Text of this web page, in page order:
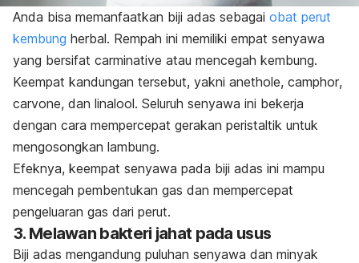
Anda bisa memanfaatkan biji adas sebagai obat perut
kembung herbal. Rempah ini memiliki empat senyawa
yang bersifat carminative atau mencegah kembung.
Keempat kandungan tersebut, yakni anethole, camphor,
carvone, dan linalool. Seluruh senyawa ini bekerja
dengan cara mempercepat gerakan peristaltik untuk
mengosongkan lambung.
Efeknya, keempat senyawa pada biji adas ini mampu
mencegah pembentukan gas dan mempercepat
pengeluaran gas dari perut.
3. Melawan bakteri jahat pada usus
Biji adas mengandung puluhan senyawa dan minyak